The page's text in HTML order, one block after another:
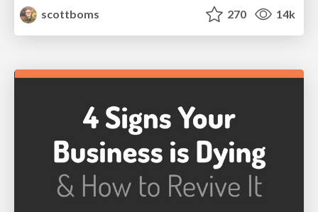
scottboms
270 14k